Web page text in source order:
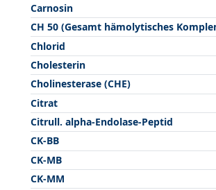
Carnosin
CH 50 (Gesamt hämolytisches
Chlorid
Cholesterin
Cholinesterase (CHE)
Citrat
Citrull. alpha-Endolase-Peptid
CK-BB
CK-MB
CK-MM